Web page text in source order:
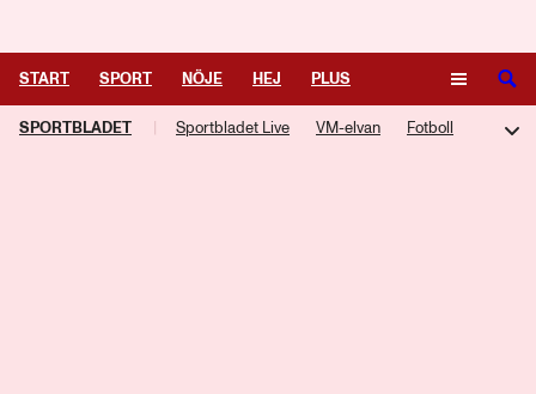
START SPORT NÖJE HEJ PLUS
TIPSA TV KULTUR LEDARE
SPORTBLADET Sportbladet Live VM-elvan
Fotboll